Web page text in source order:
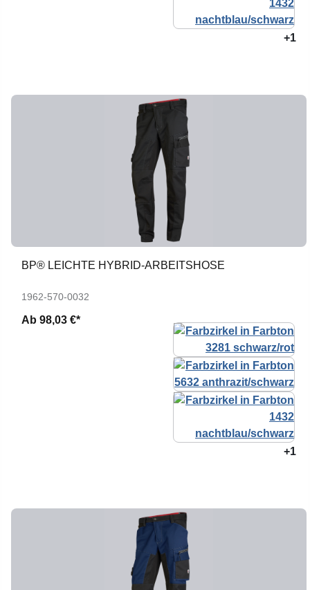
+1
BP® LEICHTE HYBRID-ARBEITSHOSE
1962-570-0032
Ab 98,03 €*
+1